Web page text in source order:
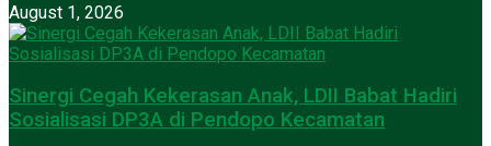
August 1, 2026
Sinergi Cegah Kekerasan Anak, LDII Babat Hadiri
Sosialisasi DP3A di Pendopo Kecamatan